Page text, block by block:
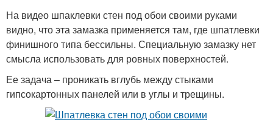
На видео шпаклевки стен под обои своими руками
видно, что эта замазка применяется там, где шпатлевки
финишного типа бессильны. Специальную замазку нет
смысла использовать для ровных поверхностей.
Ее задача – проникать вглубь между стыками
гипсокартонных панелей или в углы и трещины.